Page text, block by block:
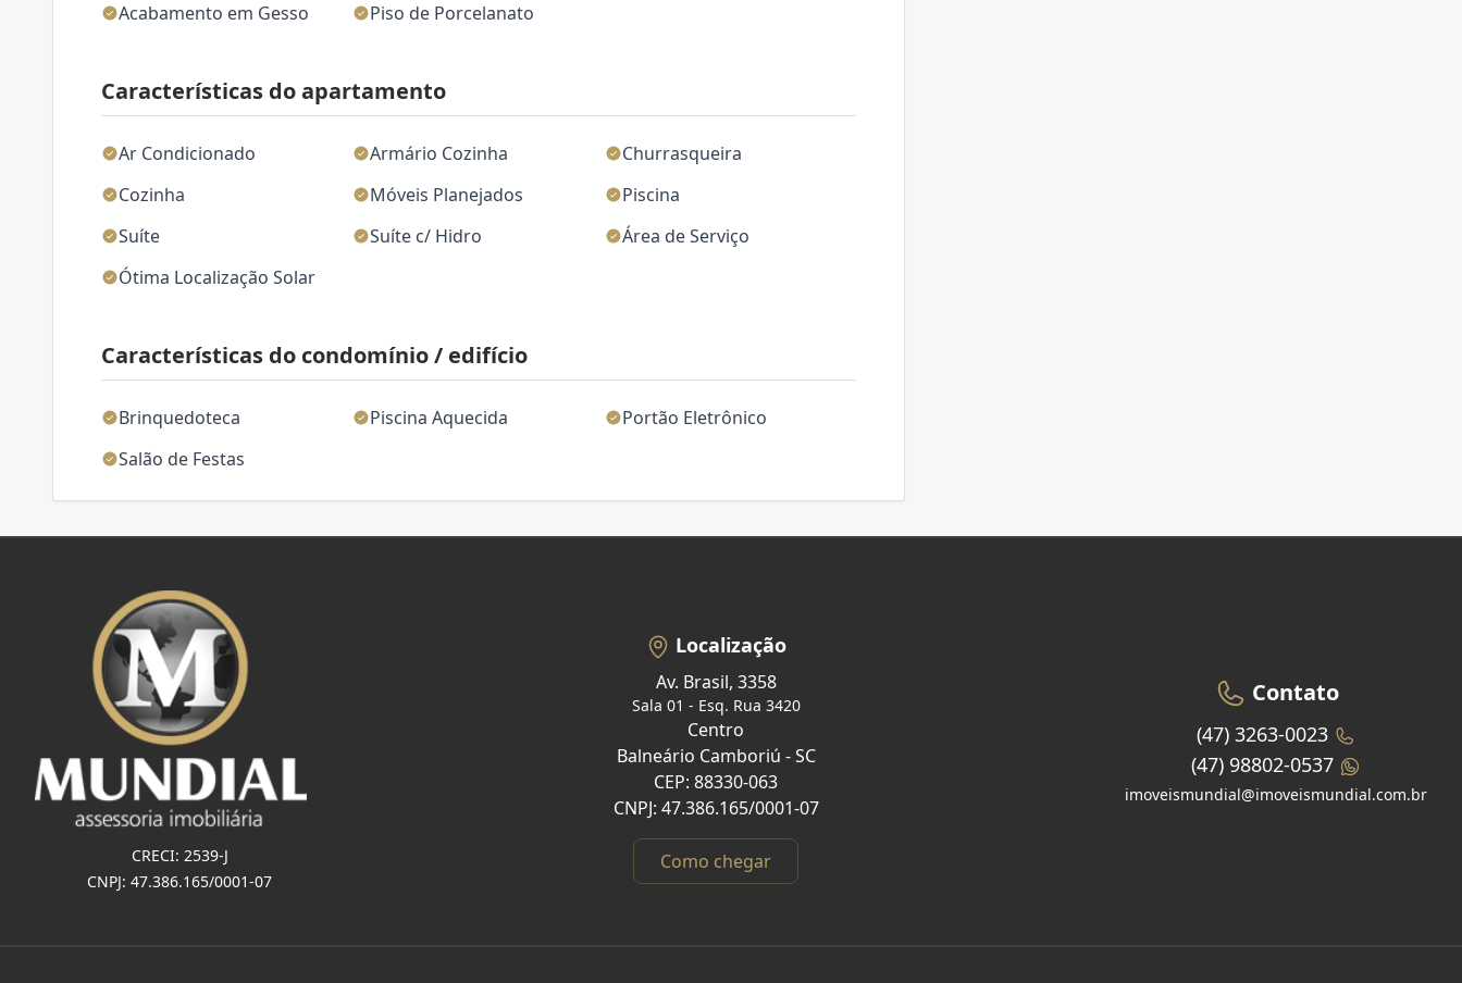
Acabamento em Gesso Piso de Porcelanato
Características do apartamento
Ar Condicionado Armário Cozinha
Churrasqueira
Cozinha
Móveis Planejados
Piscina
Suíte
Suíte c/ Hidro
Área de Serviço
Ótima Localização Solar
Características do condomínio / edifício
Brinquedoteca Piscina Aquecida
Portão Eletrônico
Salão de Festas
CRECI: 2539-J
CNPJ: 47.386.165/0001-07
Localização
Av. Brasil, 3358
Sala 01 - Esq. Rua 3420
Centro
Balneário Camboriú - SC
CEP: 88330-063
CNPJ: 47.386.165/0001-07
Como chegar
Contato
(47) 3263-0023
(47) 98802-0537
imoveismundial@imoveismundial.com.br